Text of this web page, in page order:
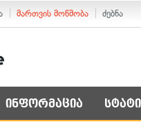
მართვის მოწმობა ძებნა
ინფორმაცია